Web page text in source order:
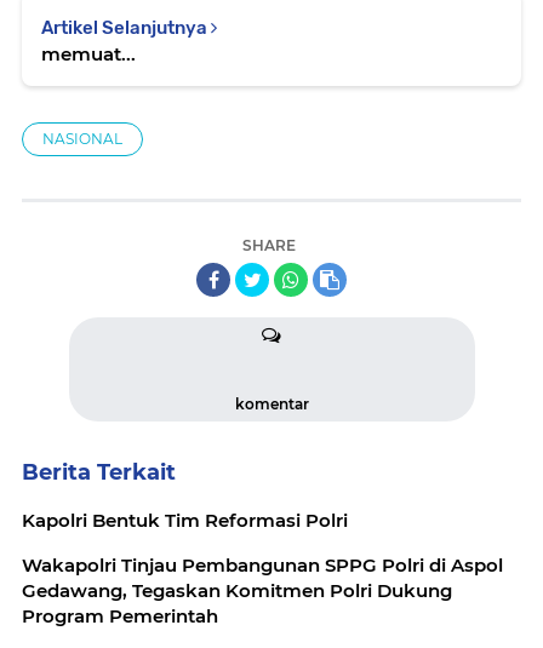
Artikel Selanjutnya
memuat...
NASIONAL
SHARE
komentar
Berita Terkait
Kapolri Bentuk Tim Reformasi Polri
Wakapolri Tinjau Pembangunan SPPG Polri di Aspol
Gedawang, Tegaskan Komitmen Polri Dukung
Program Pemerintah